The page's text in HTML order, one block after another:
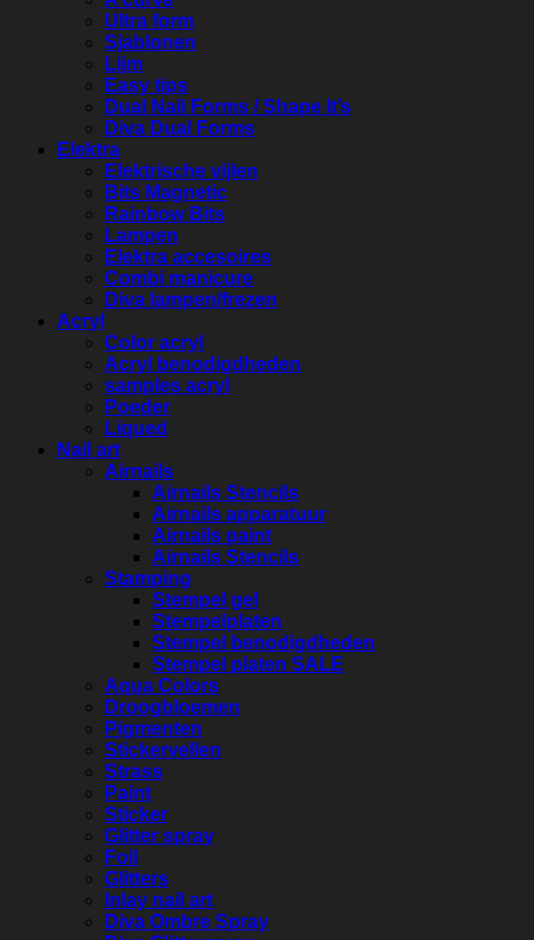
Ultra form
Sjablonen
Lijm
Easy tips
Dual Nail Forms / Shape It’s
Diva Dual Forms
Elektra
Elektrische vijlen
Bits Magnetic
Rainbow Bits
Lampen
Elektra accesoires
Combi manicure
Diva lampen/frezen
Acryl
Color acryl
Acryl benodigdheden
samples acryl
Poeder
Liqued
Nail art
Airnails
Airnails Stencils
Airnails apparatuur
Airnails paint
Airnails Stencils
Stamping
Stempel gel
Stempelplaten
Stempel benodigdheden
Stempel platen SALE
Aqua Colors
Droogbloemen
Pigmenten
Stickervellen
Strass
Paint
Sticker
Glitter spray
Foil
Glitters
Inlay nail art
Diva Ombre Spray